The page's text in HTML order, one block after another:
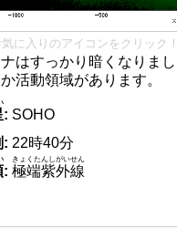
に入りのアイコンをクリック！
はすっかり暗くなりま
活動領域があります。
: SOHO
: 22時40分
: 極端紫外線
きょくたんしがいせん